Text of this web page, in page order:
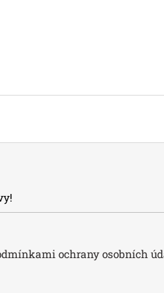
ochrany osobních